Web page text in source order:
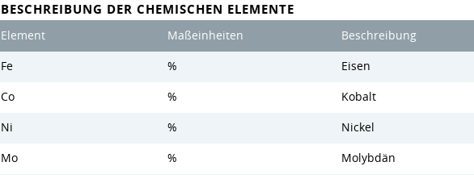
BESCHREIBUNG DER CHEMISCHEN ELEMENTE
Element Maßeinheiten Beschreibung
Fe % Eisen
Co % Kobalt
Ni % Nickel
Mo % Molybdän